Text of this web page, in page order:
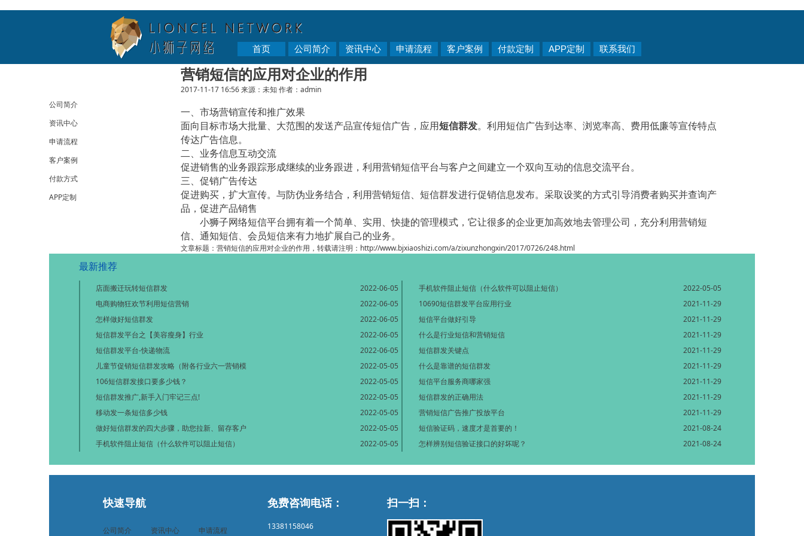
首页 公司简介 资讯中心 申请流程 客户案例 付款定制 APP定制 联系我们
公司简介
资讯中心
申请流程
客户案例
付款方式
APP定制
营销短信的应用对企业的作用
2017-11-17 16:56来源：未知 作者：admin
一、市场营销宣传和推广效果
面向目标市场大批量、大范围的发送产品宣传短信广告，应用短信群发。利用短信广告到达率、浏览率高、费用低廉等宣传特点
传达广告信息。
二、业务信息互动交流
促进销售的业务跟踪形成继续的业务跟进，利用营销短信平台与客户之间建立一个双向互动的信息交流平台。
三、促销广告传达
促进购买，扩大宣传。与防伪业务结合，利用营销短信、短信群发进行促销信息发布。采取设奖的方式引导消费者购买并查询产
品，促进产品销售
小狮子网络短信平台拥有着一个简单、实用、快捷的管理模式，它让很多的企业更加高效地去管理公司，充分利用营销短
信、通知短信、会员短信来有力地扩展自己的业务。
文章标题：营销短信的应用对企业的作用，转载请注明： http://www.bjxiaoshizi.com/a/zixunzhongxin/2017/0726/248.html
最新推荐
店面搬迁玩转短信群发
2022-06-05
电商购物狂欢节利用短信营销
2022-06-05
怎样做好短信群发
2022-06-05
短信群发平台之【美容瘦身】行业
2022-06-05
短信群发平台-快递物流
2022-06-05
儿童节促销短信群发攻略（附各行业六一营销模
2022-05-05
106短信群发接口要多少钱？
2022-05-05
短信群发推广,新手入门牢记三点!
2022-05-05
移动发一条短信多少钱
2022-05-05
做好短信群发的四大步骤，助您拉新、留存客户
2022-05-05
手机软件阻止短信（什么软件可以阻止短信）
2022-05-05
手机软件阻止短信（什么软件可以阻止短信）
2022-05-05
10690短信群发平台应用行业
2021-11-29
短信平台做好引导
2021-11-29
什么是行业短信和营销短信
2021-11-29
短信群发关键点
2021-11-29
什么是靠谱的短信群发
2021-11-29
短信平台服务商哪家强
2021-11-29
短信群发的正确用法
2021-11-29
营销短信广告推广投放平台
2021-11-29
短信验证码，速度才是首要的！
2021-08-24
怎样辨别短信验证接口的好坏呢？
2021-08-24
快速导航
公司简介 资讯中心 申请流程
免费咨询电话：
13381158046
扫一扫：